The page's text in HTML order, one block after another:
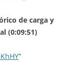
de carga y
(0:09:51)
”